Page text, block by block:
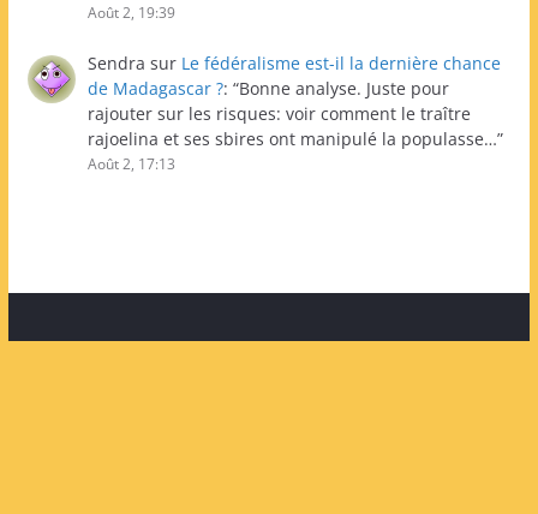
Août 2, 19:39
Sendra sur Le fédéralisme est-il la dernière chance
de Madagascar ?: “Bonne analyse. Juste pour
rajouter sur les risques: voir comment le traître
rajoelina et ses sbires ont manipulé la populasse…”
Août 2, 17:13